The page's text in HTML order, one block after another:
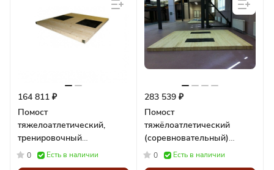
164 811 ₽
Помост
тяжелоатлетический,
тренировочный
250x250x10 см,
0 Есть в наличии
283 539 ₽
Помост
тяжёлоатлетический
(соревновательный)
3х3х0,12 м Pioner A12034
0 Есть в наличии